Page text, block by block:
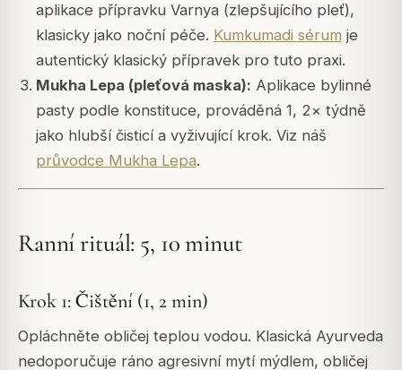
aplikace přípravku Varnya (zlepšujícího pleť),
klasicky jako noční péče. Kumkumadi sérum je
autentický klasický přípravek pro tuto praxi.
Mukha Lepa (pleťová maska): Aplikace bylinné
pasty podle konstituce, prováděná 1, 2× týdně
jako hlubší čisticí a vyživující krok. Viz náš
průvodce Mukha Lepa.
Ranní rituál: 5, 10 minut
Krok 1: Čištění (1, 2 min)
Opláchněte obličej teplou vodou. Klasická Ayurveda
nedoporučuje ráno agresivní mytí mýdlem, obličej